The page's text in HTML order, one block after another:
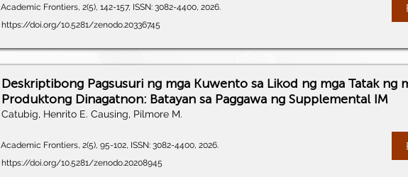
Academic Frontiers, 2(5), 142-157, ISSN: 3082-4400, 2026.
https://doi.org/10.5281/zenodo.20336745
Deskriptibong Pagsusuri ng mga Kuwento sa Likod ng mga Tatak ng
Produktong Dinagatnon: Batayan sa Paggawa ng Supplemental IM
Catubig, Henrito E. Causing, Pilmore M.
Academic Frontiers, 2(5), 95-102, ISSN: 3082-4400, 2026.
https://doi.org/10.5281/zenodo.20208945